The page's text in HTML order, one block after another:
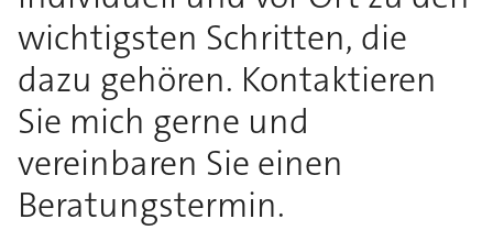
wichtigsten Schritten, die
dazu gehören. Kontaktieren
Sie mich gerne und
vereinbaren Sie einen
Beratungstermin.